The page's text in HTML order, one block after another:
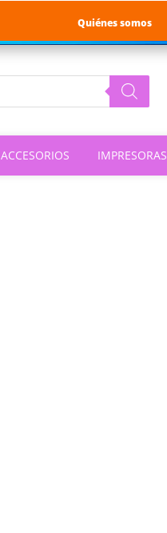
Quiénes somos
ACCESORIOS IMPRESORAS